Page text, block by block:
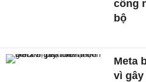
công
bộ
Meta
vì